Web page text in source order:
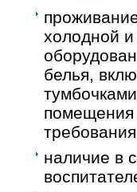
холодной и
белья,
помещения
наличие в